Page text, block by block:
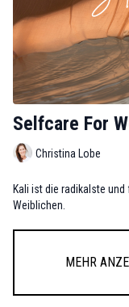
Selfcare For
Christina Lobe
Kali ist die radikalste
Weiblichen.
durchtrennen. Hinter
Mehr